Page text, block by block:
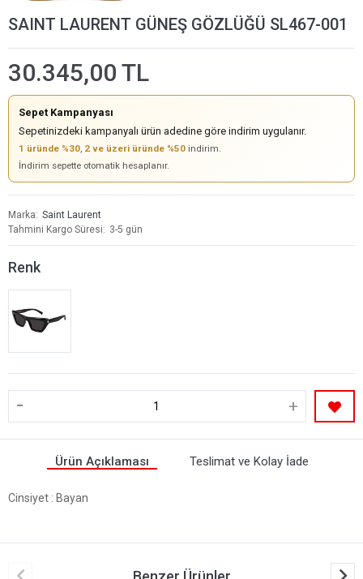
SAINT LAURENT GÜNEŞ GÖZLÜĞÜ SL467-001
30.345,00 TL
Sepet Kampanyası
Sepetinizdeki kampanyalı ürün adedine göre indirim uygulanır.
1 üründe %30, 2 ve üzeri üründe %50 indirim.
İndirim sepette otomatik hesaplanır.
Marka
Saint Laurent
Tahmini Kargo Süresi
3-5 gün
Renk
- +
Ürün Açıklaması Teslimat ve Kolay İade
Cinsiyet : Bayan